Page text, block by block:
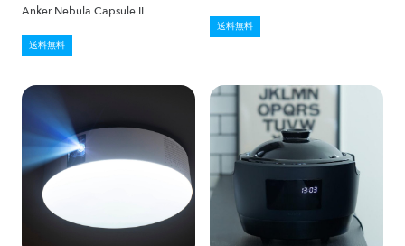
Anker Nebula Capsule II
送料無料
送料無料